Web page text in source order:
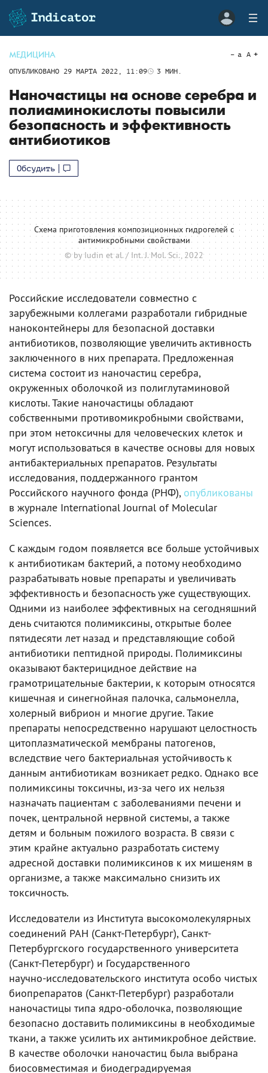
МЕДИЦИНА
ОПУБЛИКОВАНО 29 МАРТА 2022, 11:09 3 МИН.
a A
Наночастицы на основе серебра и
полиаминокислоты повысили
безопасность и эффективность
антибиотиков
Обсудить
Схема приготовления композиционных гидрогелей с
антимикробными свойствами
© by Iudin et al. / Int. J. Mol. Sci., 2022
Российские исследователи совместно с
зарубежными коллегами разработали гибридные
наноконтейнеры для безопасной доставки
антибиотиков, позволяющие увеличить активность
заключенного в них препарата. Предложенная
система состоит из наночастиц серебра,
окруженных оболочкой из полиглутаминовой
кислоты. Такие наночастицы обладают
собственными противомикробными свойствами,
при этом нетоксичны для человеческих клеток и
могут использоваться в качестве основы для новых
антибактериальных препаратов. Результаты
исследования, поддержанного грантом
Российского научного фонда (РНФ), опубликованы
в журнале International Journal of Molecular
Sciences.
С каждым годом появляется все больше устойчивых
к антибиотикам бактерий, а потому необходимо
разрабатывать новые препараты и увеличивать
эффективность и безопасность уже существующих.
Одними из наиболее эффективных на сегодняшний
день считаются полимиксины, открытые более
пятидесяти лет назад и представляющие собой
антибиотики пептидной природы. Полимиксины
оказывают бактерицидное действие на
грамотрицательные бактерии, к которым относятся
кишечная и синегнойная палочка, сальмонелла,
холерный вибрион и многие другие. Такие
препараты непосредственно нарушают целостность
цитоплазматической мембраны патогенов,
вследствие чего бактериальная устойчивость к
данным антибиотикам возникает редко. Однако все
полимиксины токсичны, из-за чего их нельзя
назначать пациентам с заболеваниями печени и
почек, центральной нервной системы, а также
детям и больным пожилого возраста. В связи с
этим крайне актуально разработать систему
адресной доставки полимиксинов к их мишеням в
организме, а также максимально снизить их
токсичность.
Исследователи из Института высокомолекулярных
соединений РАН (Санкт-Петербург), Санкт-
Петербургского государственного университета
(Санкт-Петербург) и Государственного
научно‑исследовательского института особо чистых
биопрепаратов (Санкт-Петербург) разработали
наночастицы типа ядро-оболочка, позволяющие
безопасно доставить полимиксины в необходимые
ткани, а также усилить их антимикробное действие.
В качестве оболочки наночастиц была выбрана
биосовместимая и биодеградируемая